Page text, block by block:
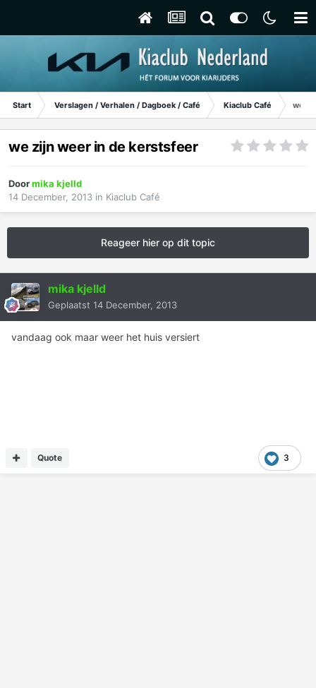
Start Verslagen / Verhalen / Dagboek / Café Kiaclub Café we
we zijn weer in de kerstsfeer
Doormika kjelld
14 December, 2013 in Kiaclub Café
Reageer hier op dit topic
mika kjelld
Geplaatst 14 December, 2013
vandaag ook maar weer het huis versiert
3
Quote